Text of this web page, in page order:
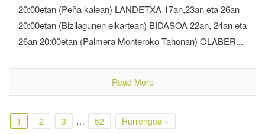
20:00etan (Peña kalean) LANDETXA 17an,23an eta 26an
20:00etan (Bizilagunen elkartean) BIDASOA 22an, 24an eta
26an 20:00etan (Palmera Monteroko Tahonan) OLABER...
Read More
1 2 3 … 52 Hurrengoa »